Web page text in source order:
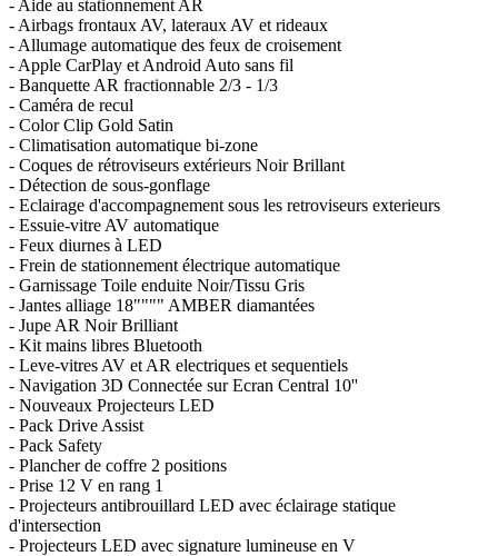
- Aide au stationnement AR
- Airbags frontaux AV, lateraux AV et rideaux
- Allumage automatique des feux de croisement
- Apple CarPlay et Android Auto sans fil
- Banquette AR fractionnable 2/3 - 1/3
- Caméra de recul
- Color Clip Gold Satin
- Climatisation automatique bi-zone
- Coques de rétroviseurs extérieurs Noir Brillant
- Détection de sous-gonflage
- Eclairage d'accompagnement sous les retroviseurs exterieurs
- Essuie-vitre AV automatique
- Feux diurnes à LED
- Frein de stationnement électrique automatique
- Garnissage Toile enduite Noir/Tissu Gris
- Jantes alliage 18"""" AMBER diamantées
- Jupe AR Noir Brilliant
- Kit mains libres Bluetooth
- Leve-vitres AV et AR electriques et sequentiels
- Navigation 3D Connectée sur Ecran Central 10''
- Nouveaux Projecteurs LED
- Pack Drive Assist
- Pack Safety
- Plancher de coffre 2 positions
- Prise 12 V en rang 1
- Projecteurs antibrouillard LED avec éclairage statique
d'intersection
- Projecteurs LED avec signature lumineuse en V